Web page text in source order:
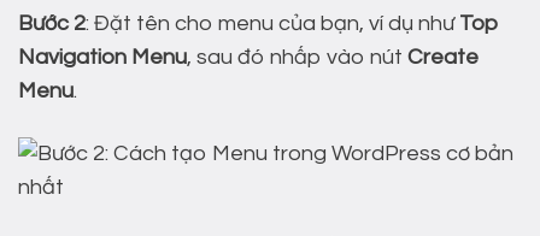
Bước 2: Đặt tên cho menu của bạn, ví dụ như Top
Navigation Menu, sau đó nhấp vào nút Create
Menu.